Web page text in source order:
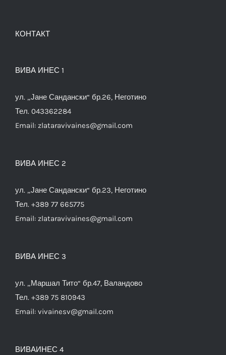
КОНТАКТ
ВИВА ИНЕС 1
ул. „Јане Сандански“ бр.26, Неготино
Тел. 043362284
Email: zlataravivaines@gmail.com
ВИВА ИНЕС 2
ул. „Јане Сандански“ бр.23, Неготино
Тел. +389 77 665775
Email: zlataravivaines@gmail.com
ВИВА ИНЕС 3
ул. „Маршал Тито“ бр.47, Валандово
Тел. +389 75 810943
Email: vivainesv@gmail.com
ВИВАИНЕС 4